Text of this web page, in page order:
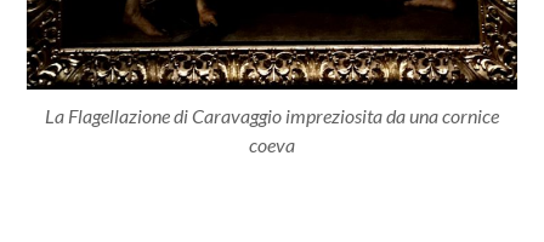
La Flagellazione di Caravaggio impreziosita da una cornice
coeva